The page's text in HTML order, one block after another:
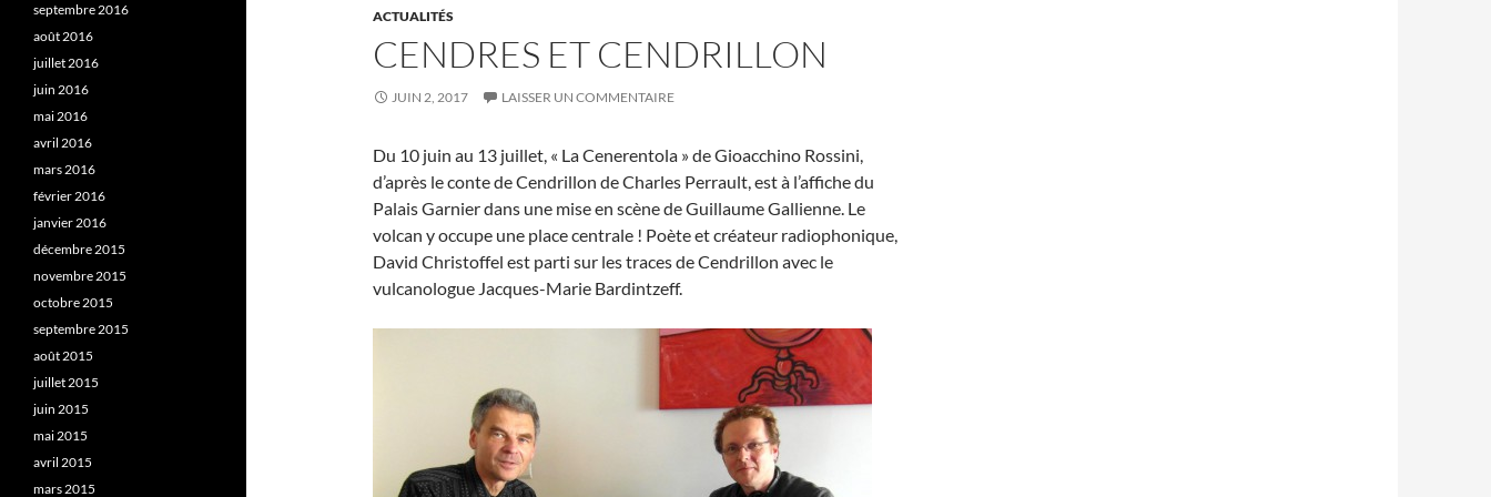
ACTUALITÉS
CENDRES ET CENDRILLON
JUIN 2, 2017 LAISSER UN COMMENTAIRE
Du 10 juin au 13 juillet, « La Cenerentola » de Gioacchino Rossini,
d’après le conte de Cendrillon de Charles Perrault, est à l’affiche du
Palais Garnier dans une mise en scène de Guillaume Gallienne. Le
volcan y occupe une place centrale ! Poète et créateur radiophonique,
David Christoffel est parti sur les traces de Cendrillon avec le
vulcanologue Jacques-Marie Bardintzeff.
septembre 2016
août 2016
juillet 2016
juin 2016
mai 2016
avril 2016
mars 2016
février 2016
janvier 2016
décembre 2015
novembre 2015
octobre 2015
septembre 2015
août 2015
juillet 2015
juin 2015
mai 2015
avril 2015
mars 2015